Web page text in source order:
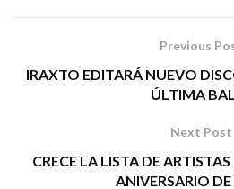
Previous
IRAXTO EDITARÁ NUEVO
ÚLTIMA
Next Post
CRECE LA LISTA DE
ANIVERSARIO